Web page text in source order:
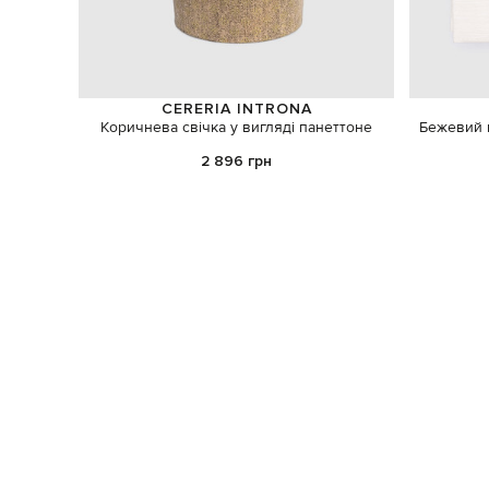
CERERIA INTRONA
Коричнева свічка у вигляді панеттоне
2 896 грн
Бежевий